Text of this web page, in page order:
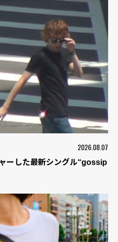
2026.08.07
ーした最新シングル“gossip